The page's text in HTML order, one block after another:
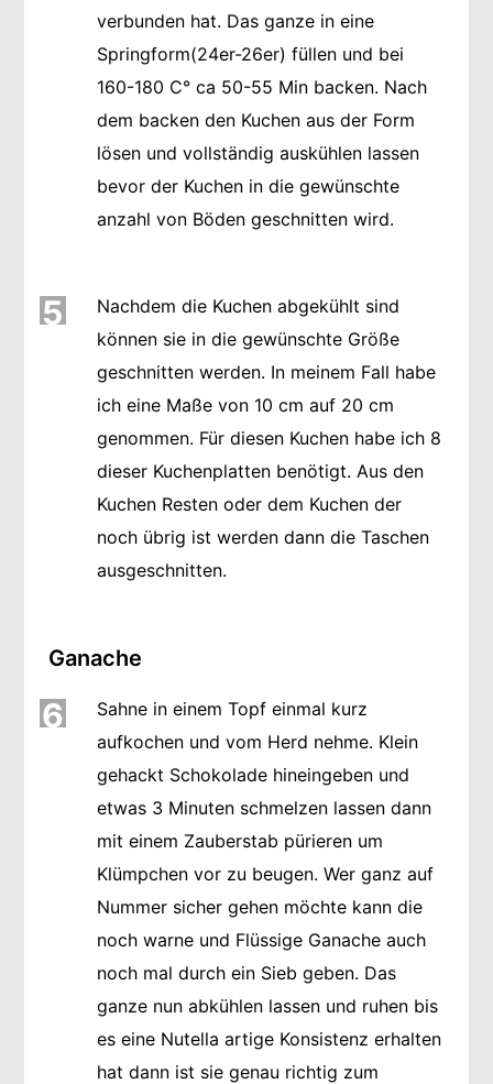
verbunden hat. Das ganze in eine
Springform(24er-26er) füllen und bei
160-180 C° ca 50-55 Min backen. Nach
dem backen den Kuchen aus der Form
lösen und vollständig auskühlen lassen
bevor der Kuchen in die gewünschte
anzahl von Böden geschnitten wird.
5
Nachdem die Kuchen abgekühlt sind
können sie in die gewünschte Größe
geschnitten werden. In meinem Fall habe
ich eine Maße von 10 cm auf 20 cm
genommen. Für diesen Kuchen habe ich 8
dieser Kuchenplatten benötigt. Aus den
Kuchen Resten oder dem Kuchen der
noch übrig ist werden dann die Taschen
ausgeschnitten.
Ganache
6
Sahne in einem Topf einmal kurz
aufkochen und vom Herd nehme. Klein
gehackt Schokolade hineingeben und
etwas 3 Minuten schmelzen lassen dann
mit einem Zauberstab pürieren um
Klümpchen vor zu beugen. Wer ganz auf
Nummer sicher gehen möchte kann die
noch warne und Flüssige Ganache auch
noch mal durch ein Sieb geben. Das
ganze nun abkühlen lassen und ruhen bis
es eine Nutella artige Konsistenz erhalten
hat dann ist sie genau richtig zum